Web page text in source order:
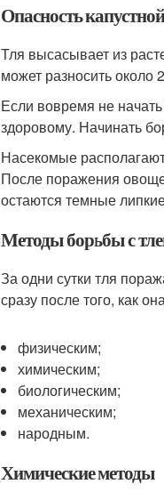
Опасность
Тля высасывает из
может разносить около
Если вовремя не
здоровому. Начинать
Насекомые
После поражения
остаются темные
Методы борьбы с
За одни сутки тля
сразу после того, как
физическим;
химическим;
биологическим;
механическим;
народным.
Химические методы